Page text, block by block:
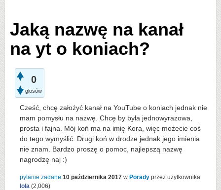
Jaką nazwę na kanał
na yt o koniach?
0
głosów
Cześć, chcę założyć kanał na YouTube o koniach jednak nie
mam pomysłu na nazwę. Chcę by była jednowyrazowa,
prosta i fajna. Mój koń ma na imię Kora, więc możecie coś
do tego wymyślić. Drugi koń w drodze jednak jego imienia
nie znam. Bardzo proszę o pomoc, najlepszą nazwę
nagrodzę naj :)
pytanie zadane 10 października 2017 w Porady przez użytkownika
lola (2,006)